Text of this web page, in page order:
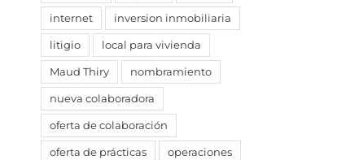
internet inversion inmobiliaria
litigio local para vivienda
Maud Thiry nombramiento
nueva colaboradora
oferta de colaboración
oferta de prácticas operaciones